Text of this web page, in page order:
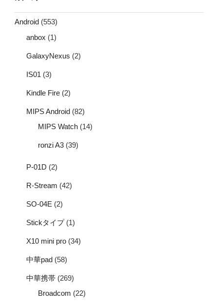
Android (553)
anbox (1)
GalaxyNexus (2)
IS01 (3)
Kindle Fire (2)
MIPS Android (82)
MIPS Watch (14)
ronzi A3 (39)
P-01D (2)
R-Stream (42)
SO-04E (2)
Stickタイプ(1)
X10 mini pro (34)
中華pad (58)
中華携帯 (269)
Broadcom (22)